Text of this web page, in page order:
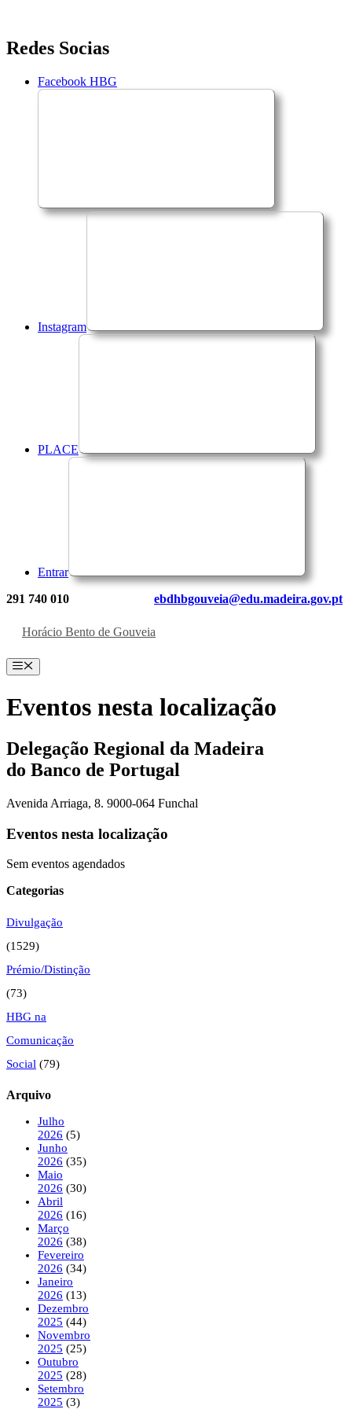
Saltar
para
conteúdo
Redes Socias
Facebook HBG
Instagram
PLACE
Entrar
291 740 010 ebdhbgouveia@edu.madeira.gov.pt
Horácio Bento de Gouveia
Menu
Eventos nesta localização
Delegação Regional da Madeira
do Banco de Portugal
Avenida Arriaga, 8. 9000-064 Funchal
Eventos nesta localização
Sem eventos agendados
Categorias
Divulgação
(1529)
Prémio/Distinção
(73)
HBG na
Comunicação
Social (79)
Arquivo
Julho
2026 (5)
Junho
2026 (35)
Maio
2026 (30)
Abril
2026 (16)
Março
2026 (38)
Fevereiro
2026 (34)
Janeiro
2026 (13)
Dezembro
2025 (44)
Novembro
2025 (25)
Outubro
2025 (28)
Setembro
2025 (3)